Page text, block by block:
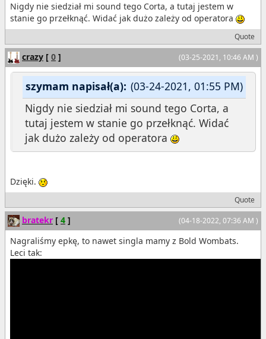
Nigdy nie siedział mi sound tego Corta, a tutaj jestem w
stanie go przełknąć. Widać jak dużo zależy od operatora
Quote
(03-25-2021, 10:46 AM )
crazy [ 0 ]
(03-24-2021, 01:55 PM)
szymam napisał(a):
Nigdy nie siedział mi sound tego Corta, a
tutaj jestem w stanie go przełknąć. Widać
jak dużo zależy od operatora
Dzięki.
Quote
(04-18-2022, 07:36 AM )
bratekr [ 4 ]
Nagraliśmy epkę, to nawet singla mamy z Bold Wombats.
Leci tak: